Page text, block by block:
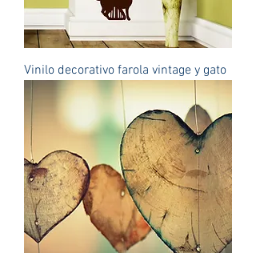
Vinilo decorativo farola vintage y gato